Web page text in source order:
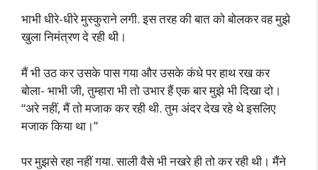
भाभी धीरे-धीरे मुस्कुराने लगी. इस तरह की बात को बोलकर वह मुझे
खुला निमंत्रण दे रही थी।
मैं भी उठ कर उसके पास गया और उसके कंधे पर हाथ रख कर
बोला- भाभी जी, तुम्हारा भी तो उभार हैं एक बार मुझे भी दिखा दो।
“अरे नहीं, मैं तो मजाक कर रही थी. तुम अंदर देख रहे थे इसलिए
मजाक किया था।”
पर मुझसे रहा नहीं गया. साली वैसे भी नखरे ही तो कर रही थी। मैंने